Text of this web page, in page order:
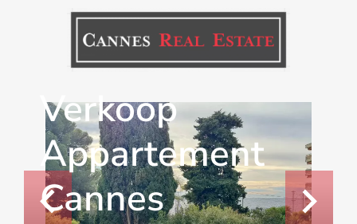
Verkoop
Appartement
Cannes